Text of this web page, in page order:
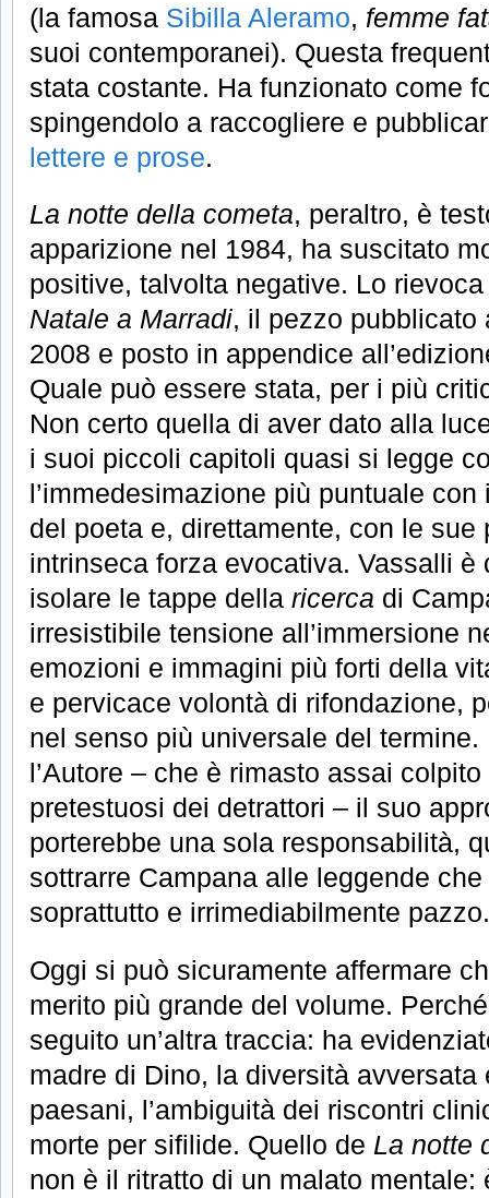
(la famosa Sibilla Aleramo, femme
suoi contemporanei). Questa
stata costante. Ha funzionato come
spingendolo a raccogliere e
lettere e prose.
La notte della cometa, peraltro, è
apparizione nel 1984, ha suscitato
positive, talvolta negative. Lo
Natale a Marradi, il pezzo pubblicato
2008 e posto in appendice
Quale può essere stata, per i più
Non certo quella di aver dato alla
i suoi piccoli capitoli quasi si legge
l’immedesimazione più puntuale
del poeta e, direttamente, con le sue
intrinseca forza evocativa. Vassalli è
isolare le tappe della ricerca di
irresistibile tensione all’immersione
emozioni e immagini più forti della
e pervicace volontà di rifondazione,
nel senso più universale del
l’Autore – che è rimasto assai
pretestuosi dei detrattori – il suo
porterebbe una sola responsabilità,
sottrarre Campana alle leggende
soprattutto e irrimediabilmente
Oggi si può sicuramente affermare
merito più grande del volume.
seguito un’altra traccia: ha
madre di Dino, la diversità avversata
paesani, l’ambiguità dei riscontri
morte per sifilide. Quello de La notte
non è il ritratto di un malato mentale: